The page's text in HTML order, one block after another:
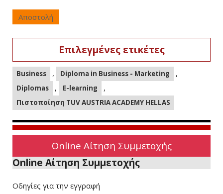
Αποστολή
Επιλεγμένες ετικέτες
Business , Diploma in Business - Marketing ,
Diplomas , E-learning ,
Πιστοποίηση TUV AUSTRIA ACADEMY HELLAS
Online Αίτηση Συμμετοχής
Online Αίτηση Συμμετοχής
Οδηγίες για την εγγραφή